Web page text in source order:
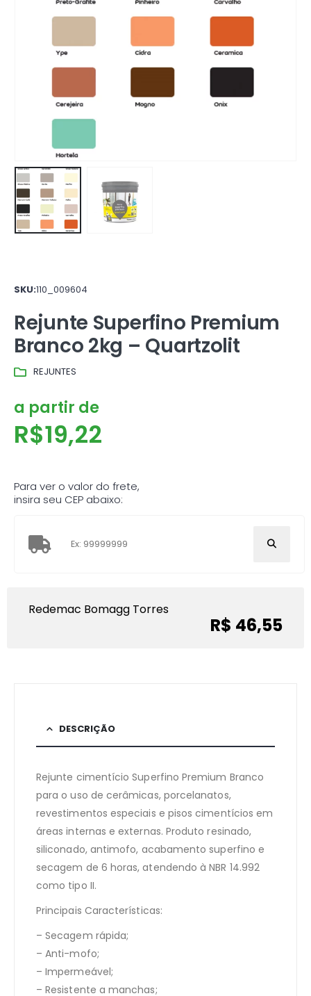
SKU:110_009604
Rejunte Superfino Premium
Branco 2kg – Quartzolit
REJUNTES
a partir de
R$19,22
Para ver o valor do frete,
insira seu CEP abaixo:
Redemac Bomagg Torres
R$ 46,55
DESCRIÇÃO
Rejunte cimentício Superfino Premium Branco
para o uso de cerâmicas, porcelanatos,
revestimentos especiais e pisos cimentícios em
áreas internas e externas. Produto resinado,
siliconado, antimofo, acabamento superfino e
secagem de 6 horas, atendendo à NBR 14.992
como tipo II.
Principais Características:
– Secagem rápida;
– Anti-mofo;
– Impermeável;
– Resistente a manchas;